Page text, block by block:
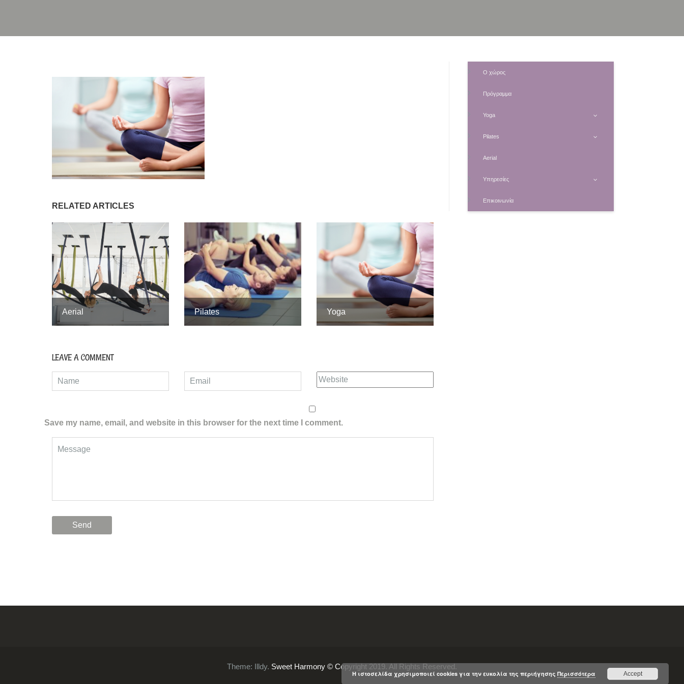
RELATED ARTICLES
Aerial Pilates Yoga
LEAVE A COMMENT
Save my name, email, and website in this browser for the next time I comment.
Ο χώρος
Πρόγραμμα
Yoga
Pilates
Aerial
Υπηρεσίες
Επικοινωνία
Theme: Illdy. Sweet Harmony © Copyright 2019. All Rights Reserved.
Η ιστοσελίδα χρησιμοποιεί cookies για την ευκολία της περιήγησης Περισσότερα Accept